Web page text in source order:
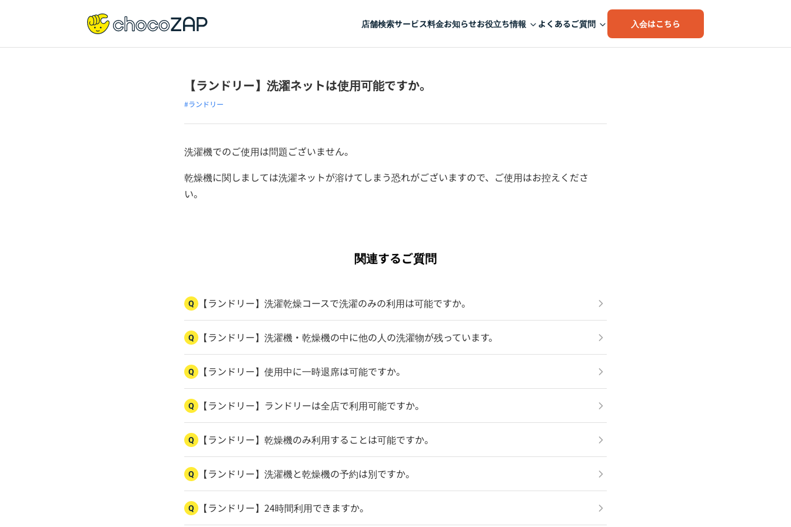
店舗検索サービス料金お知らせお役立ち情報 よくあるご質問 入会はこちら
【ランドリー】洗濯ネットは使用可能ですか。
#ランドリー
洗濯機でのご使用は問題ございません。
乾燥機に関しましては洗濯ネットが溶けてしまう恐れがございますので、ご使用はお控えくださ
い。
関連するご質問
Q 【ランドリー】洗濯乾燥コースで洗濯のみの利用は可能ですか。
Q 【ランドリー】洗濯機・乾燥機の中に他の人の洗濯物が残っています。
Q 【ランドリー】使用中に一時退席は可能ですか。
Q 【ランドリー】ランドリーは全店で利用可能ですか。
Q 【ランドリー】乾燥機のみ利用することは可能ですか。
Q 【ランドリー】洗濯機と乾燥機の予約は別ですか。
Q 【ランドリー】24時間利用できますか。